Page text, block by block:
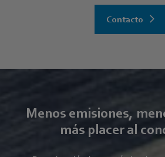
Contacto
Menos emisiones,
más placer al